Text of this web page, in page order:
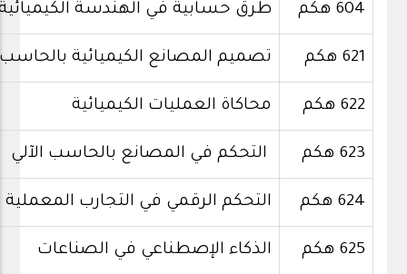
604 هكم طرق حسابية في الهندسة
621 هكم تصميم المصانع الكيميائية بالحاسب
622 هكم محاكاة العمليات الكيميائية
623 هكم التحكم في المصانع بالحاسب الآلي
624 هكم التحكم الرقمي في التجارب المعملية
625 هكم الذكاء الإصطناعي في الصناعات